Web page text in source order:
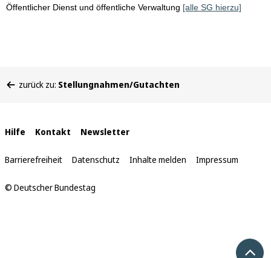
Öffentlicher Dienst und öffentliche Verwaltung [alle SG hierzu]
befinden
zurück zu: Stellungnahmen/Gutachten
Interne
Links
Hilfe Kontakt Newsletter
Barrierefreiheit Datenschutz Inhalte melden Impressum
© Deutscher Bundestag